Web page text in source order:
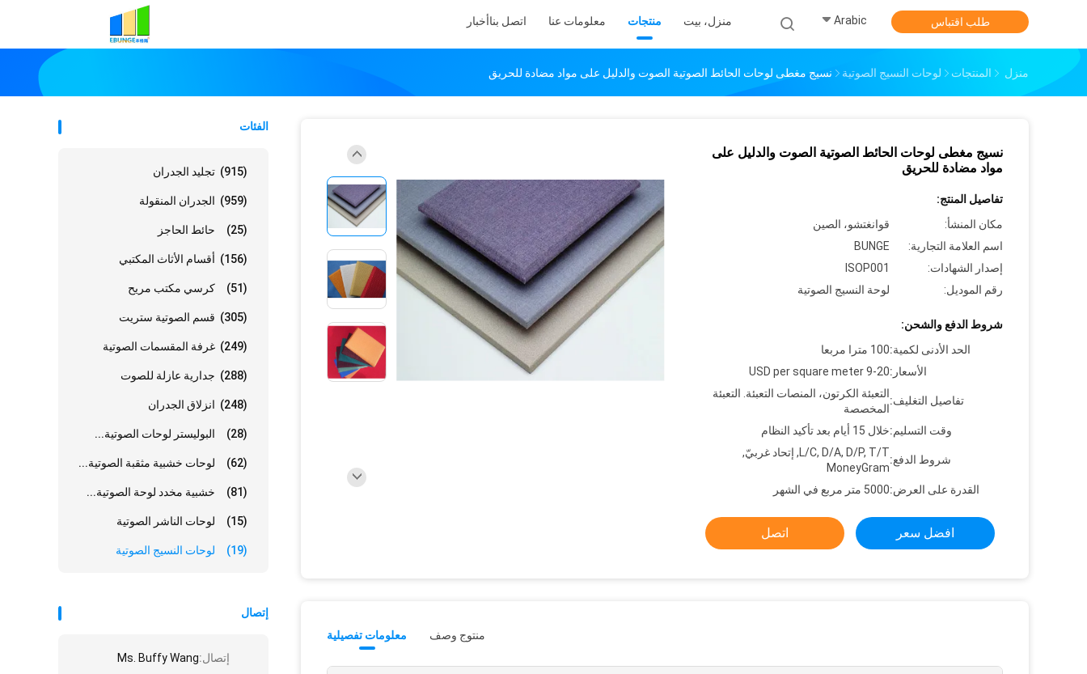
منزل، بيت منتجات معلومات عنا اتصل بناأخبار Arabic طلب اقتباس
منزل المنتجات لوحات النسيج الصوتية نسيج مغطى لوحات الحائط الصوتية الصوت والدليل على مواد مضادة للحريق
الفئات
تجليد الجدران (915)
الجدران المنقولة (959)
حائط الحاجز (25)
أقسام الأثاث المكتبي (156)
كرسي مكتب مريح (51)
قسم الصوتية ستريت (305)
غرفة المقسمات الصوتية (249)
جدارية عازلة للصوت (288)
انزلاق الجدران (248)
البوليستر لوحات الصوتية... (28)
لوحات خشبية مثقبة الصوتية... (62)
خشبية مخدد لوحة الصوتية... (81)
لوحات الناشر الصوتية (15)
لوحات النسيج الصوتية (19)
إتصال
إتصال:Ms. Buffy Wang
نسيج مغطى لوحات الحائط الصوتية الصوت والدليل على
مواد مضادة للحريق
تفاصيل المنتج:
مكان المنشأ:
قوانغتشو، الصين
اسم العلامة التجارية:
BUNGE
إصدار الشهادات:
ISOP001
رقم الموديل:
لوحة النسيج الصوتية
شروط الدفع والشحن:
الحد الأدنى لكمية:100 مترا مربعا
الأسعار:9-20 USD per square meter
تفاصيل التغليف:
التعبئة الكرتون، المنصات التعبئة. التعبئة
المخصصة
وقت التسليم:خلال 15 أيام بعد تأكيد النظام
شروط الدفع:
L/C, D/A, D/P, T/T, إتحاد غربيّ,
MoneyGram
القدرة على العرض:5000 متر مربع في الشهر
افضل سعر اتصل
معلومات تفصيلية منتوج وصف